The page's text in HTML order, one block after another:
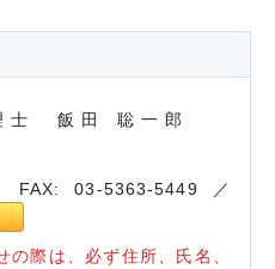
士 飯田 聡一郎
03-5363-5449 ／
の際は、必ず住所、氏名、